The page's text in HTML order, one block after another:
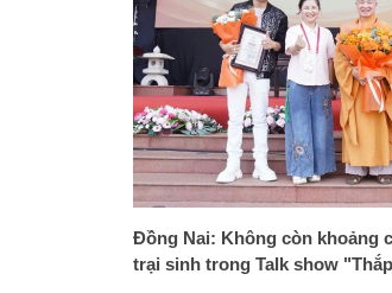
Đồng Nai: Không còn khoảng
trại sinh trong Talk show